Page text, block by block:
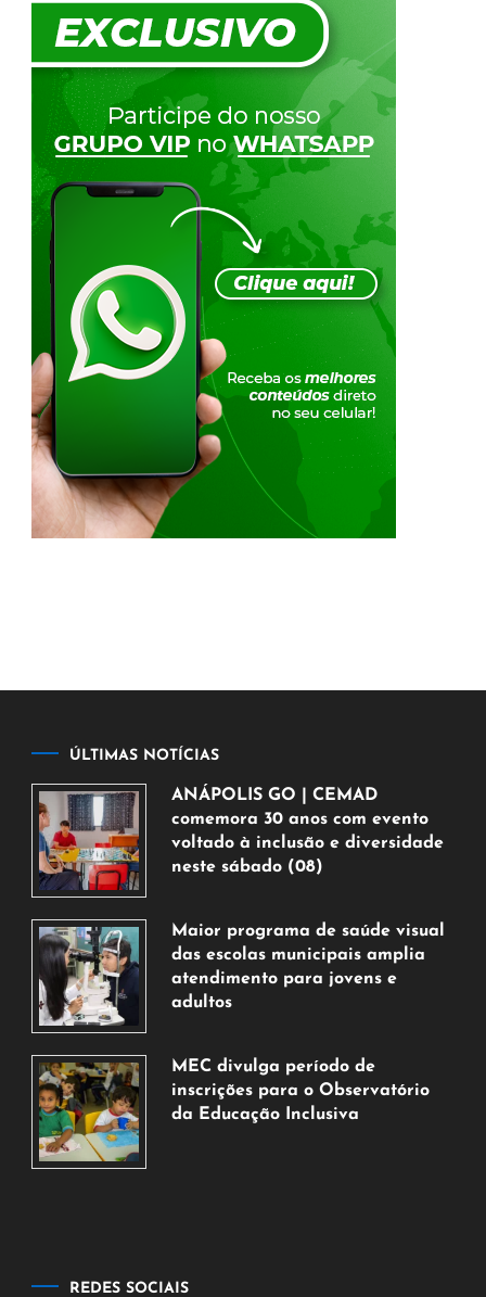
ÚLTIMAS NOTÍCIAS
ANÁPOLIS GO | CEMAD
comemora 30 anos com evento
voltado à inclusão e diversidade
neste sábado (08)
de
agosto
de
2026
Maior programa de saúde visual
das escolas municipais amplia
atendimento para jovens e
adultos
de
agosto
de
MEC divulga período de
inscrições para o Observatório
da Educação Inclusiva
REDES SOCIAIS